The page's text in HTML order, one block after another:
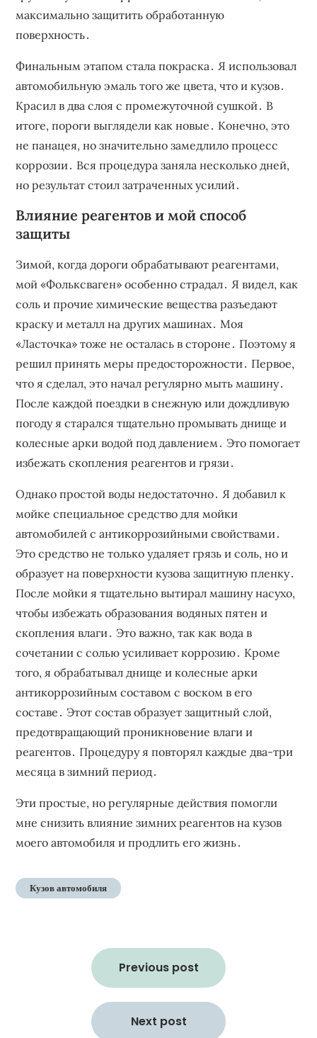
максимально защитить обработанную
поверхность․
Финальным этапом стала покраска․ Я использовал
автомобильную эмаль того же цвета, что и кузов․
Красил в два слоя с промежуточной сушкой․ В
итоге, пороги выглядели как новые․ Конечно, это
не панацея, но значительно замедлило процесс
коррозии․ Вся процедура заняла несколько дней,
но результат стоил затраченных усилий․
Влияние реагентов и мой способ
защиты
Зимой, когда дороги обрабатывают реагентами,
мой «Фольксваген» особенно страдал․ Я видел, как
соль и прочие химические вещества разъедают
краску и металл на других машинах․ Моя
«Ласточка» тоже не осталась в стороне․ Поэтому я
решил принять меры предосторожности․ Первое,
что я сделал, это начал регулярно мыть машину․
После каждой поездки в снежную или дождливую
погоду я старался тщательно промывать днище и
колесные арки водой под давлением․ Это помогает
избежать скопления реагентов и грязи․
Однако простой воды недостаточно․ Я добавил к
мойке специальное средство для мойки
автомобилей с антикоррозийными свойствами․
Это средство не только удаляет грязь и соль, но и
образует на поверхности кузова защитную пленку․
После мойки я тщательно вытирал машину насухо,
чтобы избежать образования водяных пятен и
скопления влаги․ Это важно, так как вода в
сочетании с солью усиливает коррозию․ Кроме
того, я обрабатывал днище и колесные арки
антикоррозийным составом с воском в его
составе․ Этот состав образует защитный слой,
предотвращающий проникновение влаги и
реагентов․ Процедуру я повторял каждые два-три
месяца в зимний период․
Эти простые, но регулярные действия помогли
мне снизить влияние зимних реагентов на кузов
моего автомобиля и продлить его жизнь․
Кузов автомобиля
Previous post
Next post